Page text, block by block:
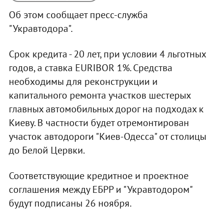
Об этом сообщает пресс-служба
"Укравтодора".
Срок кредита - 20 лет, при условии 4 льготных
годов, а ставка EURIBOR 1%. Средства
необходимы для реконструкции и
капитального ремонта участков шестерых
главных автомобильных дорог на подходах к
Киеву. В частности будет отремонтирован
участок автодороги "Киев-Одесса" от столицы
до Белой Цервки.
Соответствующие кредитное и проектное
соглашения между ЕБРР и "Укравтодором"
будут подписаны 26 ноября.